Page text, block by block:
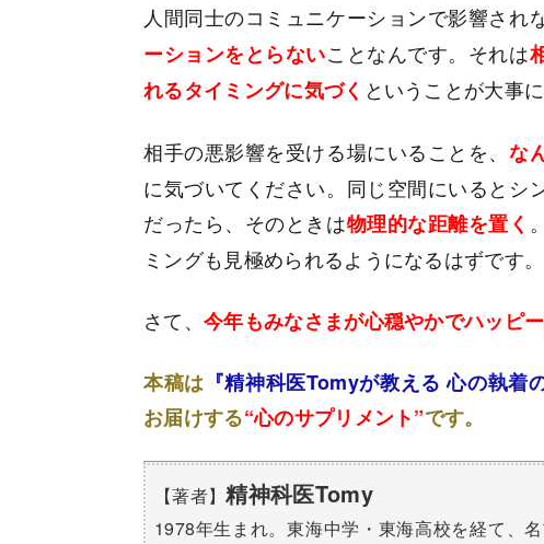
人間同士のコミュニケーションで影響され
ーションをとらないことなんです。それは
れるタイミングに気づく ということが大事
相手の悪影響を受ける場にいることを、な
に気づいてください。同じ空間にいるとシ
だったら、そのときは物理的な距離を置く
ミングも見極められるようになるはずです。
さて、 今年もみなさまが心穏やかでハッピ
本稿は 『精神科医Tomyが教える 心の執着
お届けする“心のサプリメント”です。
【著者】精神科医Tomy
1978年生まれ。東海中学・東海高校を経て、